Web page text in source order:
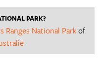
PARK?
Ranges National Parkof